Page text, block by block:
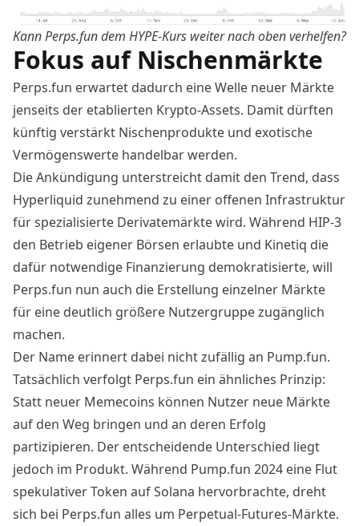
Kann Perps.fun dem HYPE-Kurs weiter nach oben verhelfen?
Fokus auf Nischenmärkte
Perps.fun erwartet dadurch eine Welle neuer Märkte
jenseits der etablierten Krypto-Assets. Damit dürften
künftig verstärkt Nischenprodukte und exotische
Vermögenswerte handelbar werden.
Die Ankündigung unterstreicht damit den Trend, dass
Hyperliquid zunehmend zu einer offenen Infrastruktur
für spezialisierte Derivatemärktewird. Während HIP-3
den Betrieb eigener Börsen erlaubte und Kinetiq die
dafür notwendige Finanzierung demokratisierte, will
Perps.fun nun auch die Erstellung einzelner Märkte
für eine deutlich größere Nutzergruppe zugänglich
machen.
Der Name erinnert dabei nicht zufällig an Pump.fun.
Tatsächlich verfolgt Perps.fun ein ähnliches Prinzip:
Statt neuer Memecoins können Nutzer neue Märkte
auf den Weg bringen und an deren Erfolg
partizipieren. Der entscheidende Unterschied liegt
jedoch im Produkt. Während Pump.fun 2024 eine Flut
spekulativer Token auf Solana hervorbrachte, dreht
sich bei Perps.fun alles um Perpetual-Futures-Märkte.